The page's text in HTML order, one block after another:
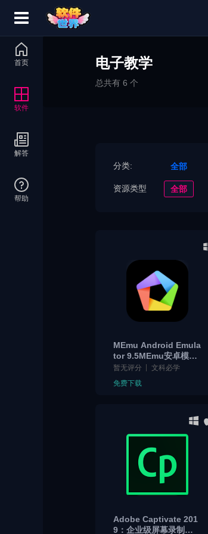
电子教学
总共有 6 个
分类: 全部
资源类型 全部
MEmu Android Emula
tor 9.5MEmu安卓模拟
器神器｜电脑畅玩手游
暂无评分
文科必学
免费下载
Adobe Captivate 201
9：企业级屏幕录制软
首页
软件
解答
帮助